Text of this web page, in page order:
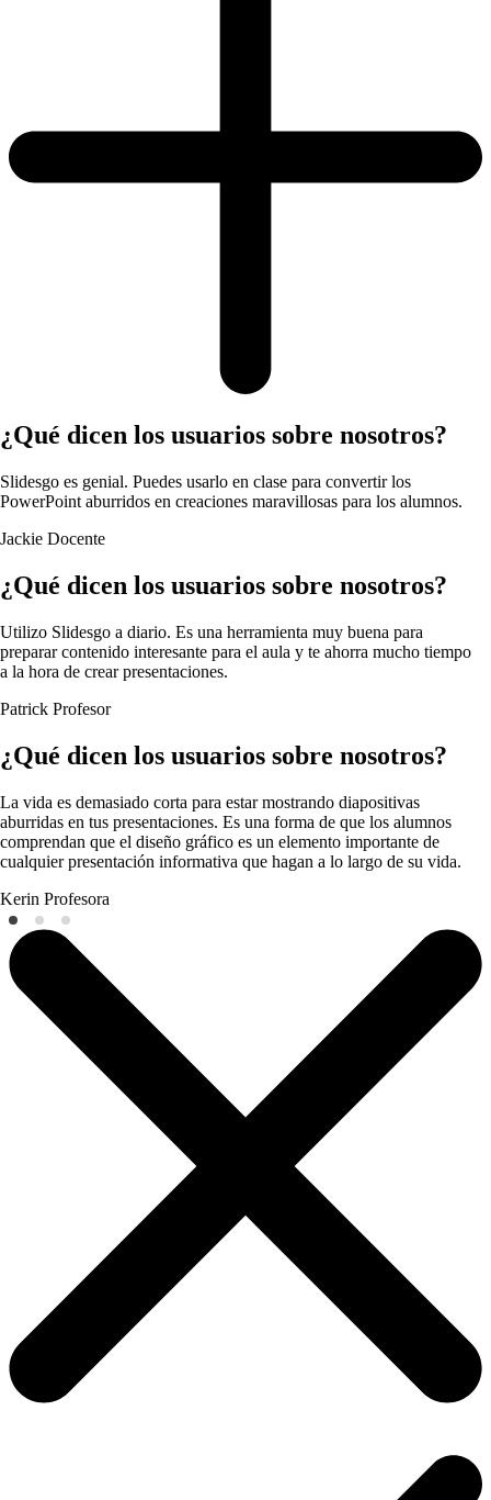
¿Qué dicen los usuarios sobre nosotros?
Slidesgo es genial. Puedes usarlo en clase para convertir los
PowerPoint aburridos en creaciones maravillosas para los alumnos.
Jackie Docente
¿Qué dicen los usuarios sobre nosotros?
Utilizo Slidesgo a diario. Es una herramienta muy buena para
preparar contenido interesante para el aula y te ahorra mucho tiempo
a la hora de crear presentaciones.
Patrick Profesor
¿Qué dicen los usuarios sobre nosotros?
La vida es demasiado corta para estar mostrando diapositivas
aburridas en tus presentaciones. Es una forma de que los alumnos
comprendan que el diseño gráfico es un elemento importante de
cualquier presentación informativa que hagan a lo largo de su vida.
Kerin Profesora